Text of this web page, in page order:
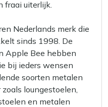
fraai uiterlijk.
Nederlands merk die
sinds 1998. De
Apple Bee hebben
bij ieders wensen
soorten metalen
loungestoelen,
en metalen